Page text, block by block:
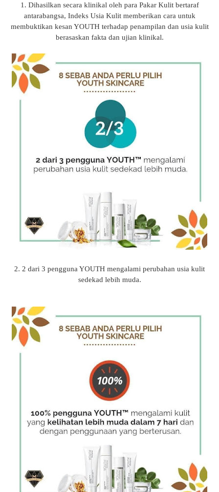
1. Dihasilkan secara klinikal oleh para Pakar Kulit bertaraf
antarabangsa, Indeks Usia Kulit memberikan cara untuk
membuktikan kesan YOUTH terhadap penampilan dan usia kulit
berasaskan fakta dan ujian klinikal.
2. 2 dari 3 pengguna YOUTH mengalami perubahan usia kulit
sedekad lebih muda.